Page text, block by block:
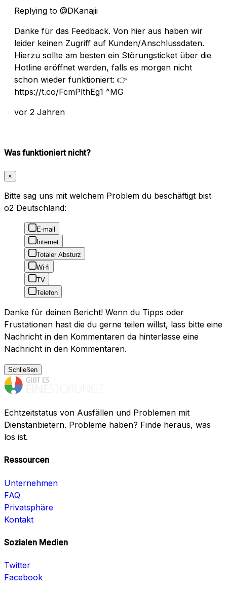
Replying to @DKanajii
Danke für das Feedback. Von hier aus haben wir
leider keinen Zugriff auf Kunden/Anschlussdaten.
Hierzu sollte am besten ein Störungsticket über die
Hotline eröffnet werden, falls es morgen nicht
schon wieder funktioniert: 👉
https://t.co/FcmPlthEg1 ^MG
vor 2 Jahren
Was funktioniert nicht?
×
Bitte sag uns mit welchem Problem du beschäftigt bist
o2 Deutschland:
E-mail
Internet
Totaler Absturz
Wi-fi
TV
Telefon
Danke für deinen Bericht! Wenn du Tipps oder
Frustationen hast die du gerne teilen willst, lass bitte eine
Nachricht in den Kommentaren da hinterlasse eine
Nachricht in den Kommentaren.
Schließen
Echtzeitstatus von Ausfällen und Problemen mit
Dienstanbietern. Probleme haben? Finde heraus, was
los ist.
Ressourcen
Unternehmen
FAQ
Privatsphäre
Kontakt
Sozialen Medien
Twitter
Facebook